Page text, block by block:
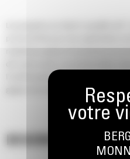
l'outil lui permettent de
gagner du temps et de l'argent.